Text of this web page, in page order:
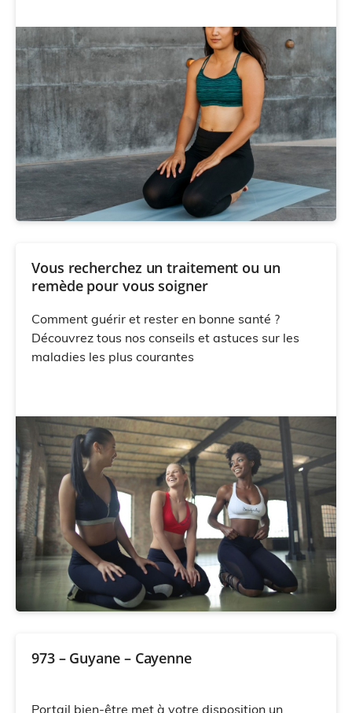
Vous recherchez un traitement ou un
remède pour vous soigner
Comment guérir et rester en bonne santé ?
Découvrez tous nos conseils et astuces sur les
maladies les plus courantes
973 – Guyane – Cayenne
Portail bien-être met à votre disposition un